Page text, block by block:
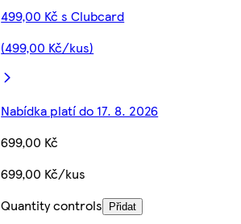
499,00 Kč s Clubcard
(499,00 Kč/kus)
Nabídka platí do 17. 8. 2026
699,00 Kč
699,00 Kč/kus
Quantity controls
Přidat